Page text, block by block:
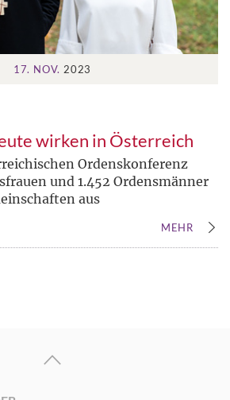
17. NOV. 2023
wirken in Österreich
Ordenskonferenz
und 1.452 Ordensmänner
aus
MEHR